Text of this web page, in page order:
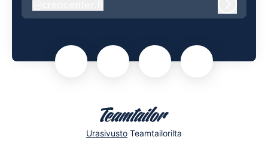
creocenter.fi
Urasivusto Teamtailorilta